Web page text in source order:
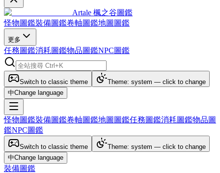
Artale 楓之谷圖鑑
怪物圖鑑裝備圖鑑卷軸圖鑑地圖圖鑑
更多
任務圖鑑消耗圖鑑物品圖鑑NPC圖鑑
Switch to classic theme
Theme: system — click to change
中Change language
怪物圖鑑裝備圖鑑卷軸圖鑑地圖圖鑑任務圖鑑消耗圖鑑物品圖
鑑NPC圖鑑
Switch to classic theme
Theme: system — click to change
中Change language
裝備圖鑑